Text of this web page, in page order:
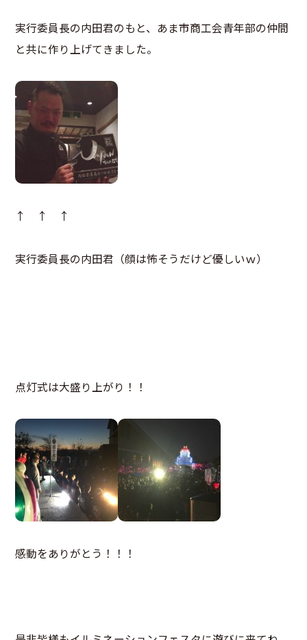
実行委員長の内田君のもと、あま市商工会青年部の仲間
と共に作り上げてきました。
↑ ↑ ↑
実行委員長の内田君（顔は怖そうだけど優しいｗ）
点灯式は大盛り上がり！！
感動をありがとう！！！